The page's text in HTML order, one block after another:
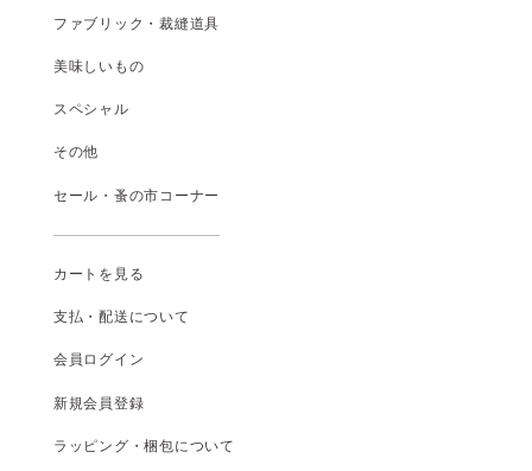
ファブリック・裁縫道具
美味しいもの
スペシャル
その他
セール・蚤の市コーナー
カートを見る
支払 ・配送について
会員ログイン
新規会員登録
ラッピング・梱包について